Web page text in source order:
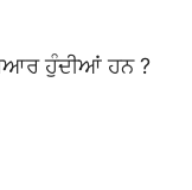
ਹੁੰਦੀਆਂ ਹਨ ?